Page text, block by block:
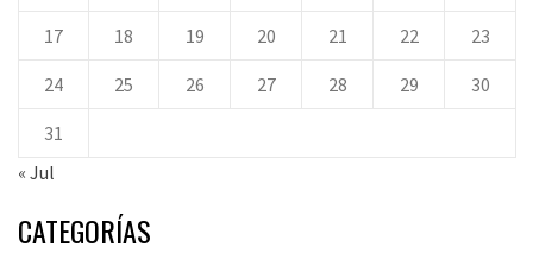
17 18 19 20 21 22 23
24 25 26 27 28 29 30
31
« Jul
CATEGORÍAS